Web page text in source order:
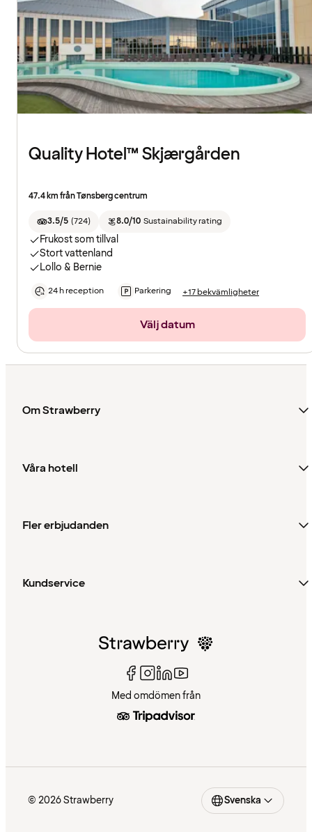
Quality Hotel™ Skjærgården
47.4 km från Tønsberg centrum
3.5/5 (724) 8.0/10 Sustainability rating
Frukost som tillval
Stort vattenland
Lollo & Bernie
24 h reception Parkering +17 bekvämligheter
Välj datum
Om Strawberry
Våra hotell
Fler erbjudanden
Kundservice
Med omdömen från
© 2026 Strawberry Svenska